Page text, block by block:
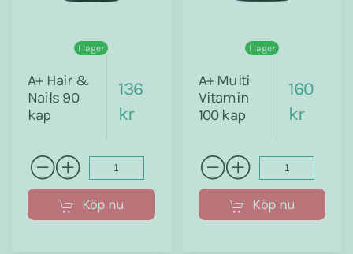
I lager
A+ Hair &
Nails 90
kap
136
kr
Köp nu
I lager
A+ Multi
Vitamin
100 kap
160
kr
Köp nu